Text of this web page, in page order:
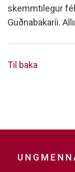
skemmtilegur
Guðnabakaríi.
Til baka